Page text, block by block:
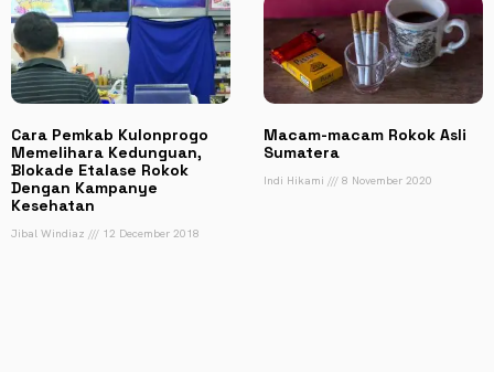
Cara Pemkab Kulonprogo
Memelihara Kedunguan,
Blokade Etalase Rokok
Dengan Kampanye
Kesehatan
Jibal Windiaz 12 December 2018
Macam-macam Rokok Asli
Sumatera
Indi Hikami 8 November 2020